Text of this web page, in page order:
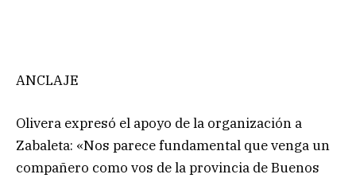
ANCLAJE
Olivera expresó el apoyo de la organización a
Zabaleta: «Nos parece fundamental que venga un
compañero como vos de la provincia de Buenos